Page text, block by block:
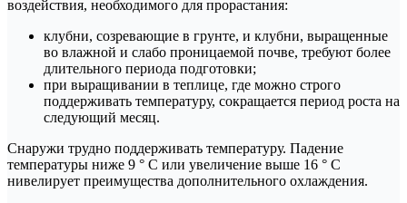
воздействия, необходимого для прорастания:
клубни, созревающие в грунте, и клубни, выращенные
во влажной и слабо проницаемой почве, требуют более
длительного периода подготовки;
при выращивании в теплице, где можно строго
поддерживать температуру, сокращается период роста на
следующий месяц.
Снаружи трудно поддерживать температуру. Падение
температуры ниже 9 ° C или увеличение выше 16 ° C
нивелирует преимущества дополнительного охлаждения.